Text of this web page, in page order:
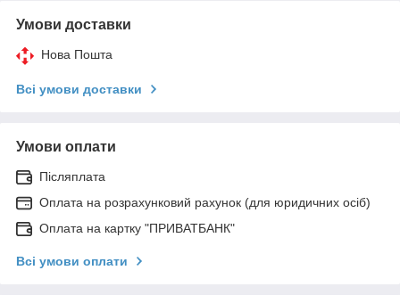
Умови доставки
Нова Пошта
Всі умови доставки
Умови оплати
Післяплата
Оплата на розрахунковий рахунок (для юридичних осіб)
Оплата на картку "ПРИВАТБАНК"
Всі умови оплати